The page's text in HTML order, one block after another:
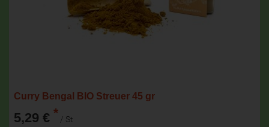
Curry Bengal BIO Streuer 45 gr
5,29 € * / St